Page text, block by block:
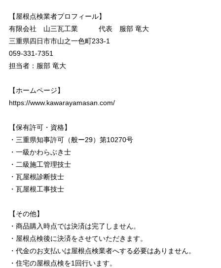
【屋根点検業者プロフィール】
有限会社 山三瓦工業 代表 服部 竜大
三重県四日市市山之一色町233-1
059-331-7351
担当者：服部 竜大
【ホームページ】
https://www.kawarayamasan.com/
【保有許可・資格】
・三重県知事許可（般ー29）第10270号
・一級かわらぶき士
・二級施工管理技士
・瓦屋根診断技士
・瓦屋根工事技士
【その他】
・商品購入時点では決済は完了しません。
・屋根点検後に決済をさせていただきます。
・代金のお支払いは屋根点検業者へする必要はありません。
・住宅の屋根点検を1回行います。